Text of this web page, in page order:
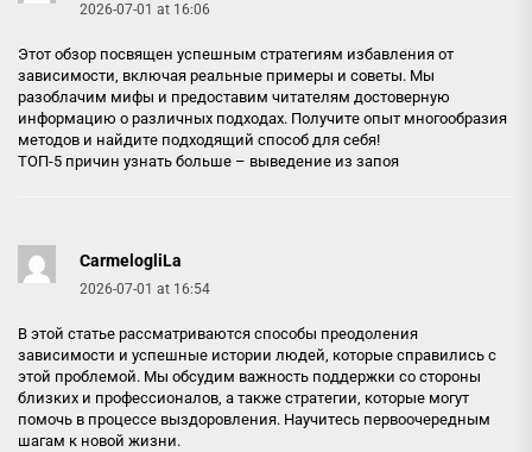
2026-07-01 at 16:06
Этот обзор посвящен успешным стратегиям избавления от
зависимости, включая реальные примеры и советы. Мы
разоблачим мифы и предоставим читателям достоверную
информацию о различных подходах. Получите опыт многообразия
методов и найдите подходящий способ для себя!
ТОП-5 причин узнать больше – выведение из запоя
CarmelogliLa
2026-07-01 at 16:54
В этой статье рассматриваются способы преодоления
зависимости и успешные истории людей, которые справились с
этой проблемой. Мы обсудим важность поддержки со стороны
близких и профессионалов, а также стратегии, которые могут
помочь в процессе выздоровления. Научитесь первоочередным
шагам к новой жизни.